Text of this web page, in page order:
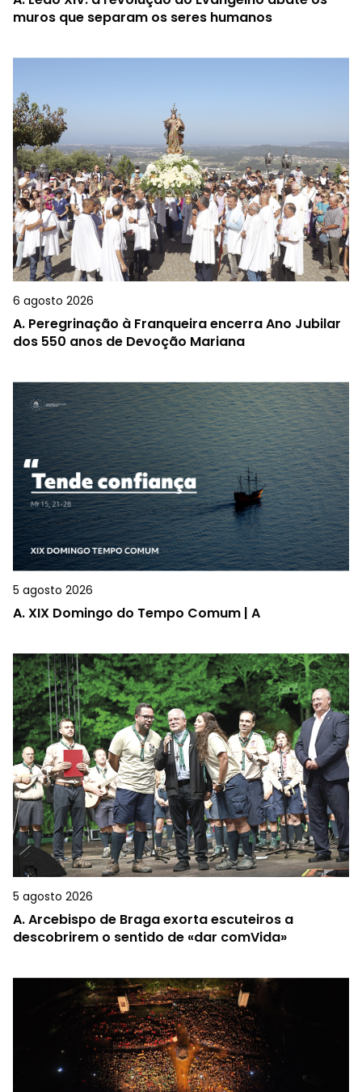
muros que separam os seres humanos
6 agosto 2026
A. Peregrinação à Franqueira encerra Ano Jubilar
dos 550 anos de Devoção Mariana
5 agosto 2026
A.XIX Domingo do Tempo Comum | A
5 agosto 2026
A.Arcebispo de Braga exorta escuteiros a
descobrirem o sentido de «dar comVida»